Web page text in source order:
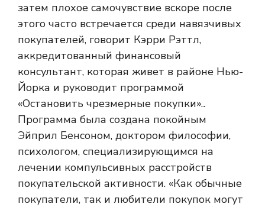
затем плохое самочувствие вскоре после
этого часто встречается среди навязчивых
покупателей, говорит Кэрри Рэттл,
аккредитованный финансовый
консультант, которая живет в районе Нью-
Йорка и руководит программой
«Остановить чрезмерные покупки»..
Программа была создана покойным
Эйприл Бенсоном, доктором философии,
психологом, специализирующимся на
лечении компульсивных расстройств
покупательской активности. «Как обычные
покупатели, так и любители покупок могут